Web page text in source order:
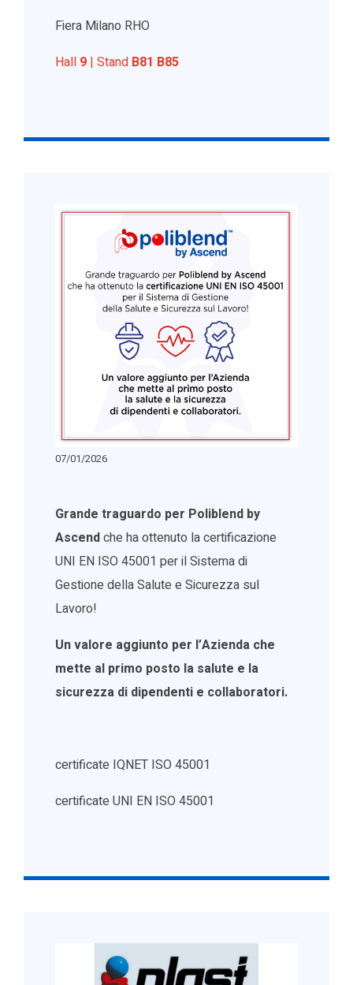
Fiera Milano RHO
Hall 9 | Stand B81 B85
07/01/2026
Grande traguardo per Poliblend by
Ascendche ha ottenuto la certificazione
UNI EN ISO 45001 per il Sistema di
Gestione della Salute e Sicurezza sul
Lavoro!
Un valore aggiunto per l’Azienda che
mette al primo posto la salute e la
sicurezza di dipendenti e collaboratori.
certificate IQNET ISO 45001
certificate UNI EN ISO 45001